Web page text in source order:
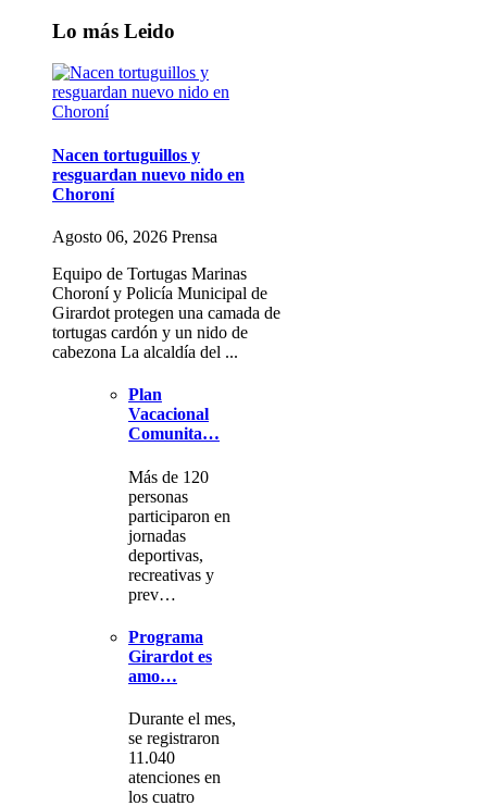
Lo más Leido
Nacen tortuguillos y
resguardan nuevo nido en
Choroní
Agosto 06, 2026 Prensa
Equipo de Tortugas Marinas
Choroní y Policía Municipal de
Girardot protegen una camada de
tortugas cardón y un nido de
cabezona La alcaldía del ...
Plan
Vacacional
Comunita…
Más de 120
personas
participaron en
jornadas
deportivas,
recreativas y
prev…
Programa
Girardot es
amo…
Durante el mes,
se registraron
11.040
atenciones en
los cuatro